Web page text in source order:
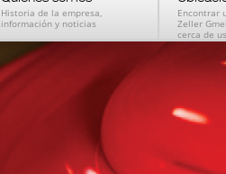
Historia de la empresa,
información y noticias
Encontrar
Zeller
cerca de